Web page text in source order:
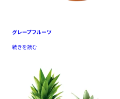
グレープフルーツ
続きを読む